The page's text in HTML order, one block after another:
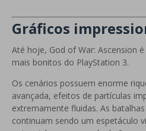
Gráficos
Até hoje, God of War: Ascension
mais bonitos do PlayStation 3.
Os cenários possuem enorme
avançada, efeitos de partículas
extremamente fluidas. As
continuam sendo um espetáculo